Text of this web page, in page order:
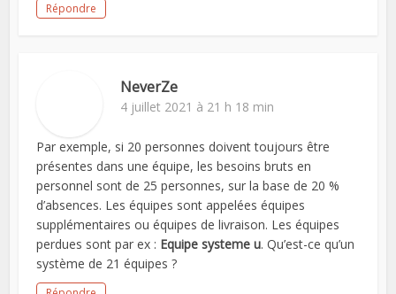
Répondre
NeverZe
4 juillet 2021 à 21 h 18 min
Par exemple, si 20 personnes doivent toujours être
présentes dans une équipe, les besoins bruts en
personnel sont de 25 personnes, sur la base de 20 %
d’absences. Les équipes sont appelées équipes
supplémentaires ou équipes de livraison. Les équipes
perdues sont par ex : Equipe systeme u. Qu’est-ce qu’un
système de 21 équipes ?